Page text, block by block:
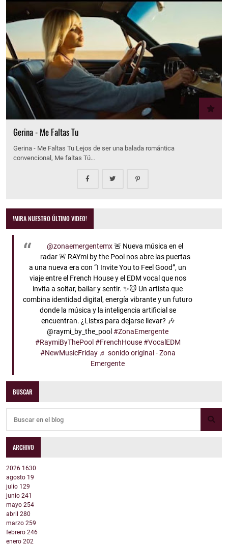
Gerina - Me Faltas Tu
Gerina - Me Faltas Tu Lejos de ser una balada romántica
convencional, Me faltas Tú…
!MIRA NUESTRO ÚLTIMO VIDEO!
@zonaemergentemx🚨 Nueva música en el
radar 🚨 RAYmi by the Pool nos abre las puertas
a una nueva era con “I Invite You to Feel Good”, un
viaje entre el French House y el EDM vocal que nos
invita a soltar, bailar y sentir. ✨🐱 Un artista que
combina identidad digital, energía vibrante y un futuro
donde la música y la inteligencia artificial se
encuentran. ¿Listxs para dejarse llevar? 🎶
@raymi_by_the_pool#ZonaEmergente
#RaymiByThePool #FrenchHouse #VocalEDM
#NewMusicFriday ♬ sonido original - Zona
Emergente
BUSCAR
ARCHIVO
2026 1630
agosto 19
julio 129
junio 241
mayo 254
abril 280
marzo 259
febrero 246
enero 202